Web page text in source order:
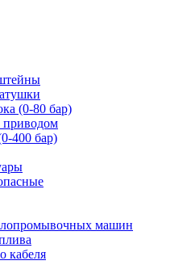
(0-80 бар)
приводом
400 бар)
машин
кабеля